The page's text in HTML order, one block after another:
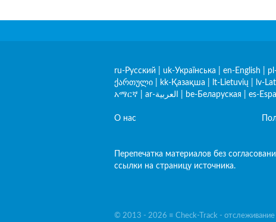
ru-Русский uk-Українська en-English
ქართული
kk-Қазақша lt-Lietuvių lv-
አማርኛ
ar-العربية be-Беларуская es-
О нас
Перепечатка материалов без
ссылки на страницу источника.
© 2013 - 2026 ≡ Check-Track - отслеживание